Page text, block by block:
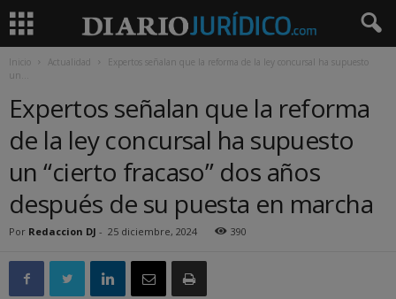
Inicio Actualidad
Expertos señalan que la reforma de la ley concursal ha supuesto
un...
Expertos señalan que la reforma
de la ley concursal ha supuesto
un “cierto fracaso” dos años
después de su puesta en marcha
Por Redaccion DJ - 25 diciembre, 2024 390